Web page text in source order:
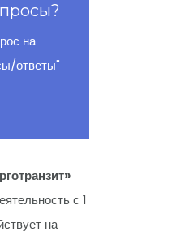
на
ответы"
с 1
на